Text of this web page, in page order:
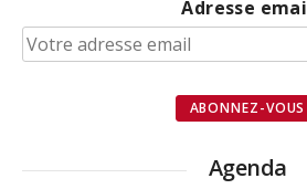
Adresse
Agenda